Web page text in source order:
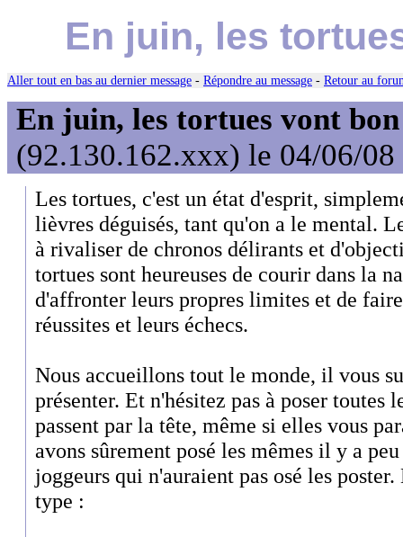
En juin, les
Aller tout en bas au dernier message - Répondre au message - Retour au
En juin, les tortues vont
(92.130.162.xxx) le 04/06/08
Les tortues, c'est un état d'esprit,
lièvres déguisés, tant qu'on a le mental.
à rivaliser de chronos délirants et
tortues sont heureuses de courir dans la
d'affronter leurs propres limites et de
réussites et leurs échecs.
Nous accueillons tout le monde, il vous
présenter. Et n'hésitez pas à poser toutes
passent par la tête, même si elles vous
avons sûrement posé les mêmes il y a
joggeurs qui n'auraient pas osé les
type :